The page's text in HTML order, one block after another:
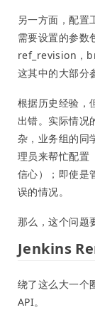
另一方面，配置
需要设置的参
ref_revision，
这其中的大部分
根据历史经验，
出错。实际情况
杂，业务组的同
理员来帮忙配置
信心）；即使是
误的情况。
那么，这个问题
Jenkins
绕了这么大一个
API。